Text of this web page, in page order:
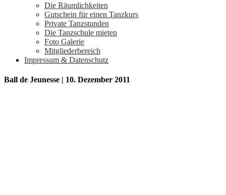
Die Räumlichkeiten
Gutschein für einen Tanzkurs
Private Tanzstunden
Die Tanzschule mieten
Foto Galerie
Mitgliederbereich
Impressum & Datenschutz
Ball de Jeunesse | 10. Dezember 2011